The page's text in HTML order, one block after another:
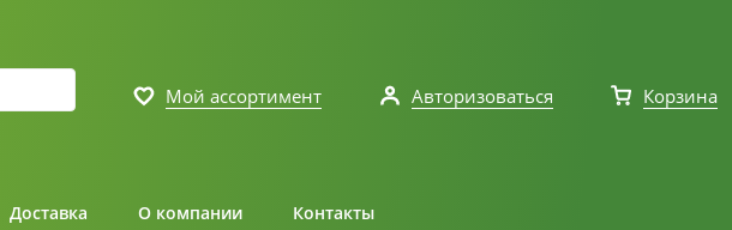
Мой ассортимент Авторизоваться Корзина
Доставка О компании Контакты